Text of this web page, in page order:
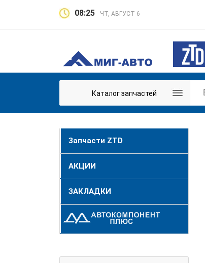
08:25 ЧТ, АВГУСТ 6
Каталог запчастей
Запчасти ZTD
АКЦИИ
ЗАКЛАДКИ